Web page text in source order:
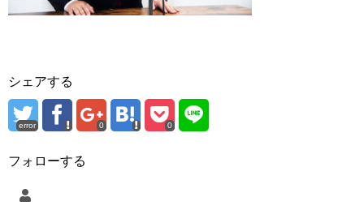
シェアする
error 0 0
フォローする